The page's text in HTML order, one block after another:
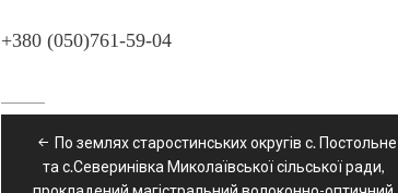
+380 (050)761-59-04
записівПо землях старостинських округів с. Постольне
та с.Северинівка Миколаївської сільської ради,